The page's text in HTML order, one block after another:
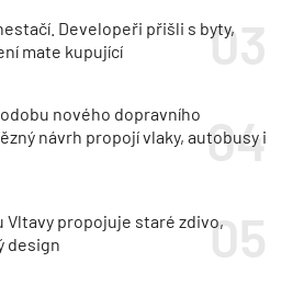
Developeři přišli s byty,
mate kupující
nového dopravního
návrh propojí vlaky, autobusy i
Vltavy propojuje staré zdivo,
design